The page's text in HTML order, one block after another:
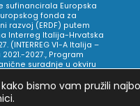
sufinancirala Europska
fonda za
razvoj (ERDF) putem
Interreg Italija-Hrvatska
(INTERREG VI-A Italija –
2027., Program
suradnje u okviru
bismo vam pružili